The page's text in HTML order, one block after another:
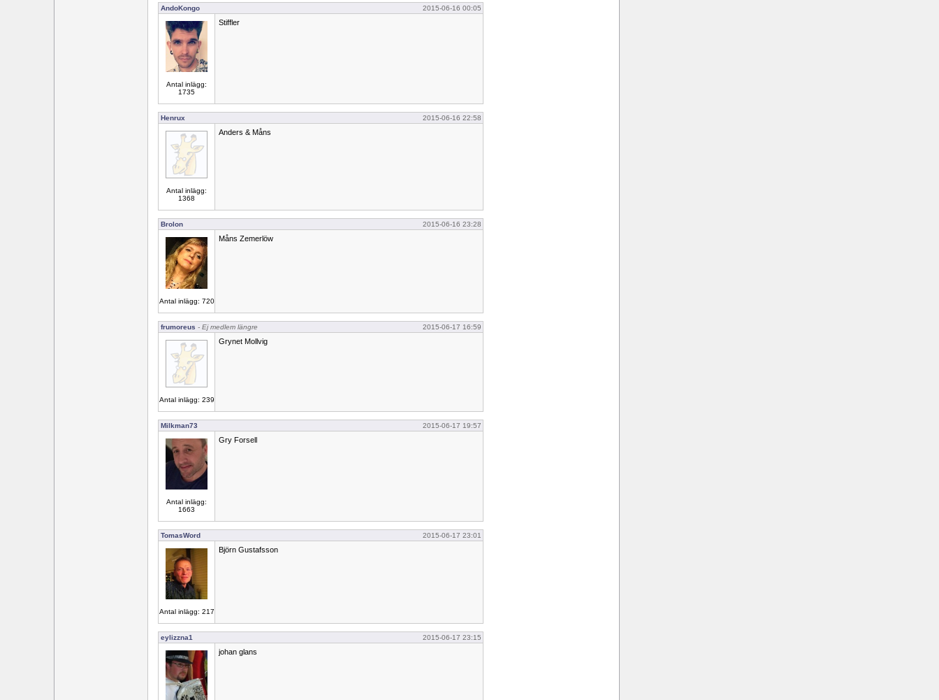
AndoKongo 2015-06-16 00:05
Antal inlägg:
1735
Stiffler
Henrux 2015-06-16 22:58
Antal inlägg:
1368
Anders & Måns
Brolon 2015-06-16 23:28
Antal inlägg: 720
Måns Zemerlöw
frumoreus - Ej medlem längre 2015-06-17 16:59
Antal inlägg: 239
Grynet Mollvig
Milkman73 2015-06-17 19:57
Antal inlägg:
1663
Gry Forsell
TomasWord 2015-06-17 23:01
Antal inlägg: 217
Björn Gustafsson
eylizzna1 2015-06-17 23:15
johan glans